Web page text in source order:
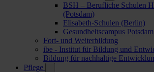
BSH – Berufliche Schulen
(Potsdam)
Elisabeth-Schulen (Berlin)
Gesundheitscampus Potsdam
Fort- und Weiterbildung
ibe - Institut für Bildung und
Bildung für nachhaltige
Pflege